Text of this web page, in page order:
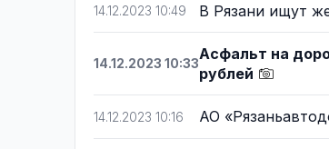
14.12.2023 10:49 В Рязани ищут
14.12.2023 10:33
Асфальт на
рублей
14.12.2023 10:16 АО